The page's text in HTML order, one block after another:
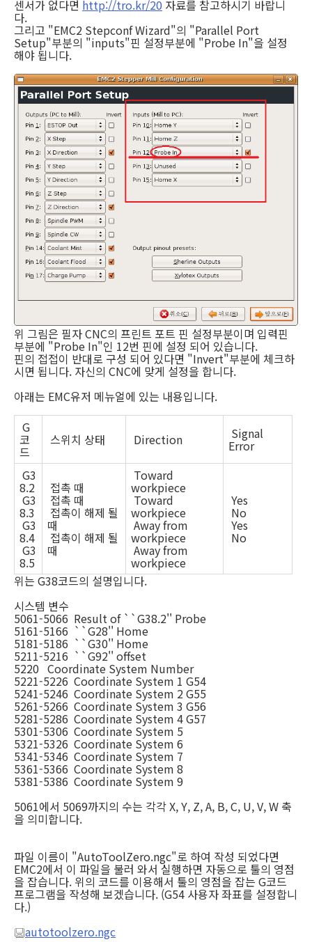
센서가 없다면 http://tro.kr/20 자료를 참고하시기 바랍니
다.
그리고 "EMC2 Stepconf Wizard"의 "Parallel Port
Setup"부분의 "inputs"핀 설정부분에 "Probe In"을 설정
해야 됩니다.
위 그림은 필자 CNC의 프린트 포트 핀 설정부분이며 입력핀
부분에 "Probe In"인 12번 핀에 설정 되어 있습니다.
핀의 접접이 반대로 구성 되어 있다면 "Invert"부분에 체크하
시면 됩니다. 자신의 CNC에 맞게 설정을 합니다.
아래는 EMC유저 메뉴얼에 있는 내용입니다.
G
코
드
스위치 상태 Direction Signal
Error
G3
8.2
G3
8.3
G3
8.4
G3
8.5
접촉 때
접촉 때
접촉이 해제 될
때
접촉이 해제 될
때
Toward
workpiece
Toward
workpiece
Away from
workpiece
Away from
workpiece
Yes
No
Yes
No
위는 G38코드의 설명입니다.
시스템 변수
5061-5066 Result of ``G38.2'' Probe
5161-5166 ``G28'' Home
5181-5186 ``G30'' Home
5211-5216 ``G92'' offset
5220 Coordinate System Number
5221-5226 Coordinate System 1 G54
5241-5246 Coordinate System 2 G55
5261-5266 Coordinate System 3 G56
5281-5286 Coordinate System 4 G57
5301-5306 Coordinate System 5
5321-5326 Coordinate System 6
5341-5346 Coordinate System 7
5361-5366 Coordinate System 8
5381-5386 Coordinate System 9
5061에서 5069까지의 수는 각각 X, Y, Z, A, B, C, U, V, W 축
을 의미합니다.
파일 이름이 "AutoToolZero.ngc"로 하여 작성 되었다면
EMC2에서 이 파일을 불러 와서 실행하면 자동으로 툴의 영점
을 잡습니다. 위의 코드를 이용해서 툴의 영점을 잡는 G코드
프로그램을 작성해 보겠습니다. (G54 사용자 좌표를 설정합니
다.)
autotoolzero.ngc